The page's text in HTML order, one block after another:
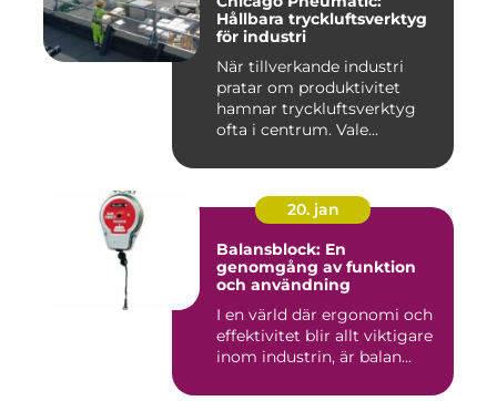
Hållbara tryckluftsverktyg
för industri
När tillverkande industri
pratar om produktivitet
hamnar tryckluftsverktyg
ofta i centrum. Vale...
20. jan
Balansblock: En
genomgång av funktion
och användning
I en värld där ergonomi och
effektivitet blir allt viktigare
inom industrin, är balan...